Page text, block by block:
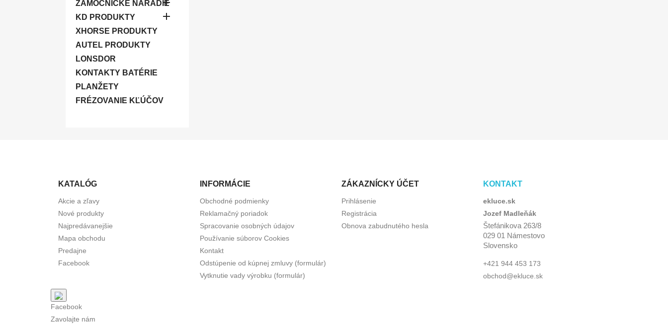
ZÁMOČNÍCKE NÁRADIE

KD PRODUKTY 
XHORSE PRODUKTY
AUTEL PRODUKTY
LONSDOR
KONTAKTY BATÉRIE
PLANŽETY
FRÉZOVANIE KĽÚČOV
KATALÓG
Akcie a zľavy
Nové produkty
Najpredávanejšie
Mapa obchodu
Predajne
Facebook
INFORMÁCIE
Obchodné podmienky
Reklamačný poriadok
Spracovanie osobných údajov
Používanie súborov Cookies
Kontakt
Odstúpenie od kúpnej zmluvy (formulár)
Vytknutie vady výrobku (formulár)
ZÁKAZNÍCKY ÚČET
Prihlásenie
Registrácia
Obnova zabudnutého hesla
KONTAKT
ekluce.sk
Jozef Madleňák
Štefánikova 263/8
029 01 Námestovo
Slovensko
+421 944 453 173
obchod@ekluce.sk
Facebook
Zavolajte nám